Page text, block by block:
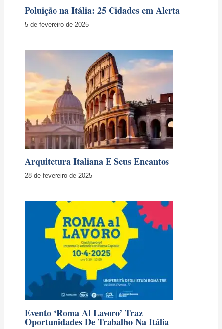
Poluição na Itália: 25 Cidades em Alerta
5 de fevereiro de 2025
Arquitetura Italiana E Seus Encantos
28 de fevereiro de 2025
Evento ‘Roma Al Lavoro’ Traz
Oportunidades De Trabalho Na Itália